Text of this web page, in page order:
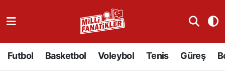
Futbol Basketbol Voleybol Tenis Güreş